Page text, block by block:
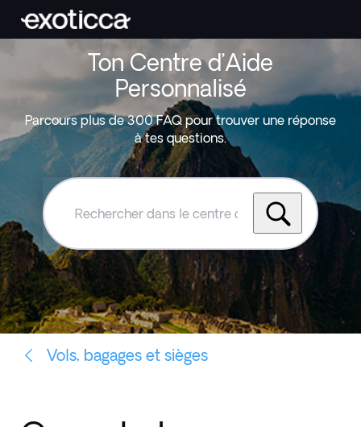
Ton Centre d’Aide
Personnalisé
Parcours plus de 300 FAQ pour trouver une réponse
à tes questions.
Rechercher
le
centre
d'aide
Exoticca
Vols, bagages et sièges